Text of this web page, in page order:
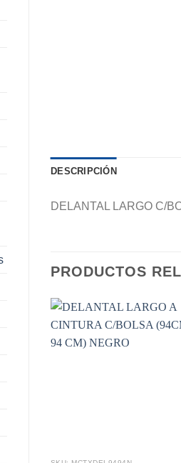
DESCRIPCIÓN
DELANTAL LARGO C/
PRODUCTOS